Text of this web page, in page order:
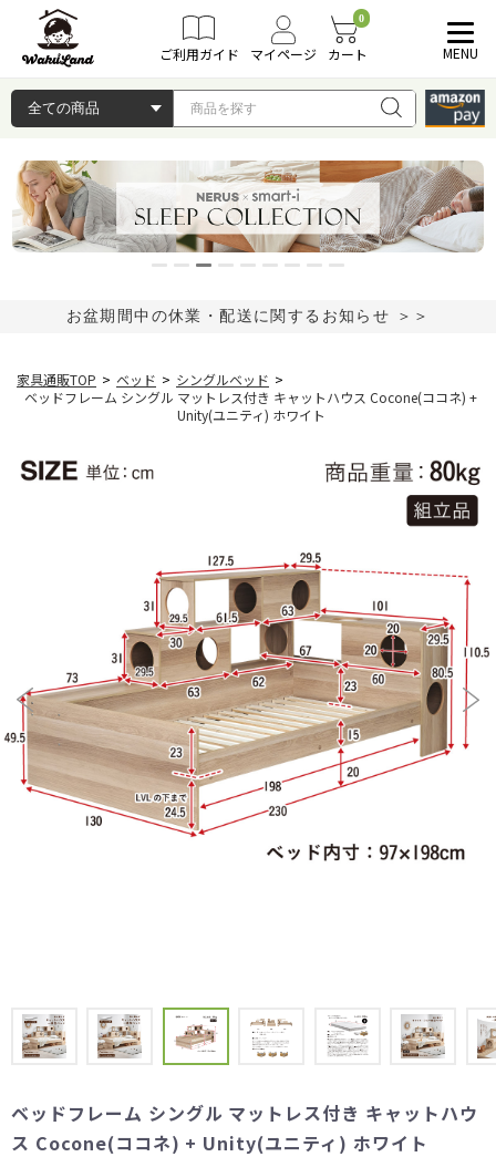
ご利用ガイド マイページ
0
カート MENU
お盆期間中の休業・配送に関するお知らせ ＞＞
家具通販TOP > ベッド > シングルベッド >
ベッドフレーム シングル マットレス付き キャットハウス Cocone(ココネ) +
Unity(ユニティ) ホワイト
ベッドフレーム シングル マットレス付き キャットハウ
ス Cocone(ココネ) + Unity(ユニティ) ホワイト